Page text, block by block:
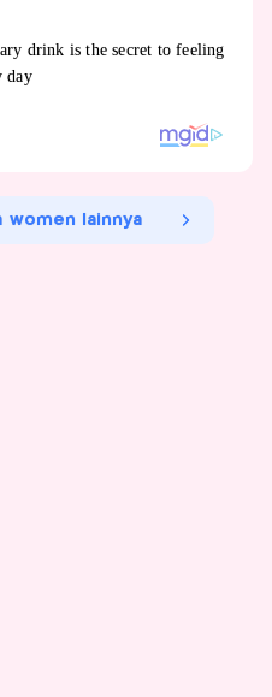
women lainnya